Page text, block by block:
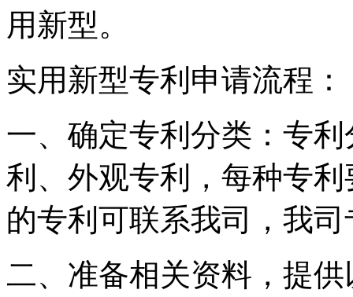
用新型。
实用新型专利申请流程：
一、确定专利分类：专
利、外观专利，每种专
的专利可联系我司，我
二、准备相关资料，提